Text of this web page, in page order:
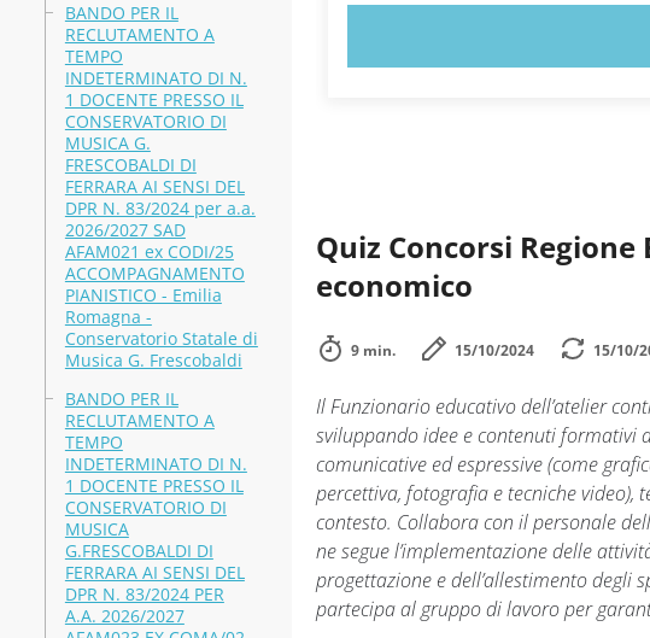
BANDO PER IL
RECLUTAMENTO A
TEMPO
INDETERMINATO DI N.
1 DOCENTE PRESSO IL
CONSERVATORIO DI
MUSICA G.
FRESCOBALDI DI
FERRARA AI SENSI DEL
DPR N. 83/2024 per a.a.
2026/2027 SAD
AFAM021 ex CODI/25
ACCOMPAGNAMENTO
PIANISTICO - Emilia
Romagna -
Conservatorio Statale di
Musica G. Frescobaldi
BANDO PER IL
RECLUTAMENTO A
TEMPO
INDETERMINATO DI N.
1 DOCENTE PRESSO IL
CONSERVATORIO DI
MUSICA
G.FRESCOBALDI DI
FERRARA AI SENSI DEL
DPR N. 83/2024 PER
A.A. 2026/2027
Quiz Concorsi
economico
9 min. 15/10/2024 15/10/
Il Funzionario educativo dell’atelier
sviluppando idee e contenuti formativi
comunicative ed espressive (come
percettiva, fotografia e tecniche video),
contesto. Collabora con il personale
ne segue l’implementazione delle
progettazione e dell’allestimento degli
partecipa al gruppo di lavoro per